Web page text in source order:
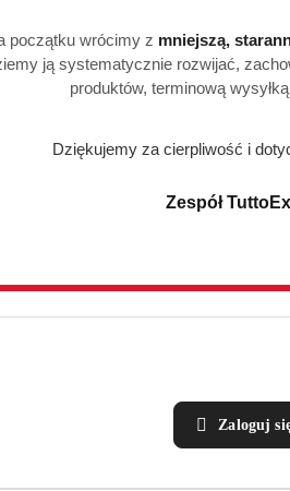
początku wrócimy z mniejszą,
ją systematycznie rozwijać,
produktów, terminową
Dziękujemy za cierpliwość i
Zespół
Zaloguj